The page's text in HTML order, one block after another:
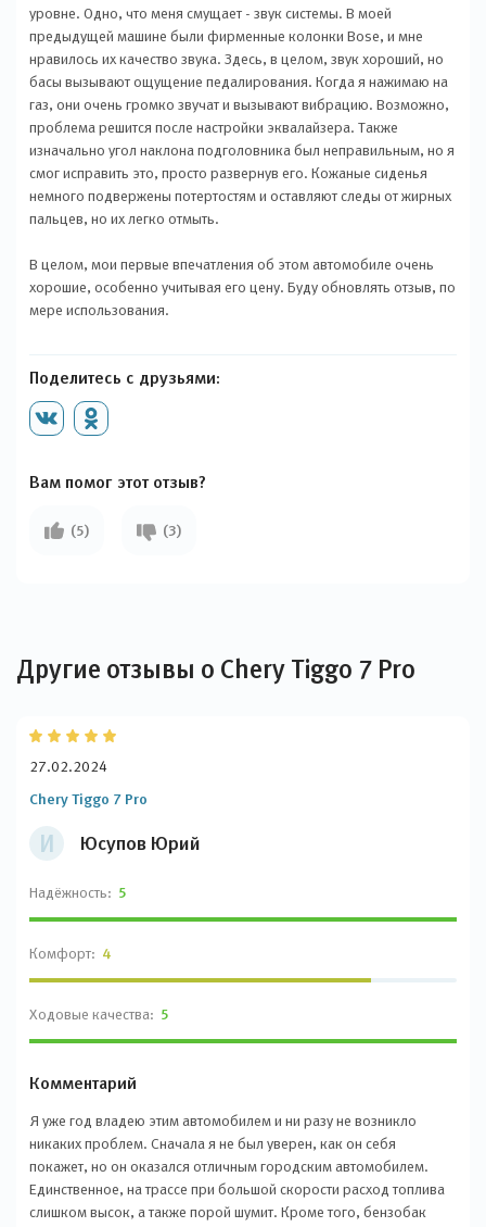
уровне. Одно, что меня смущает - звук системы. В моей
предыдущей машине были фирменные колонки Bose, и мне
нравилось их качество звука. Здесь, в целом, звук хороший, но
басы вызывают ощущение педалирования. Когда я нажимаю на
газ, они очень громко звучат и вызывают вибрацию. Возможно,
проблема решится после настройки эквалайзера. Также
изначально угол наклона подголовника был неправильным, но я
смог исправить это, просто развернув его. Кожаные сиденья
немного подвержены потертостям и оставляют следы от жирных
пальцев, но их легко отмыть.
В целом, мои первые впечатления об этом автомобиле очень
хорошие, особенно учитывая его цену. Буду обновлять отзыв, по
мере использования.
Поделитесь с друзьями:
Вам помог этот отзыв?
(5) (3)
Другие отзывы о Chery Tiggo 7 Pro
И Юсупов Юрий
Chery Tiggo 7 Pro
27.02.2024
Надёжность: 5
Комфорт: 4
Ходовые качества: 5
Комментарий
Я уже год владею этим автомобилем и ни разу не возникло
никаких проблем. Сначала я не был уверен, как он себя
покажет, но он оказался отличным городским автомобилем.
Единственное, на трассе при большой скорости расход топлива
слишком высок, а также порой шумит. Кроме того, бензобак